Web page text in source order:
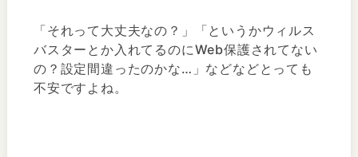
「それって大丈夫なの？」「というかウィルス
バスターとか入れてるのにWeb保護されてない
の？設定間違ったのかな…」などなどとっても
不安ですよね。